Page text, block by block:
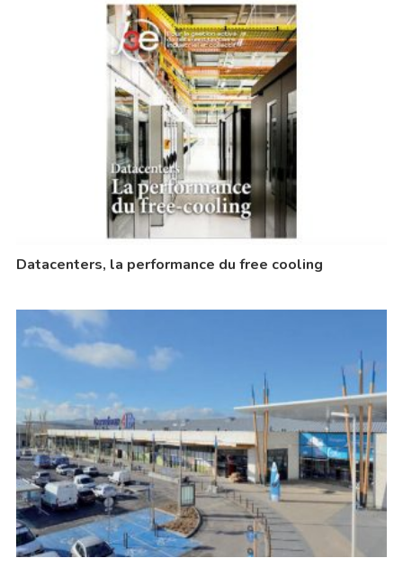
Datacenters, la performance du free cooling